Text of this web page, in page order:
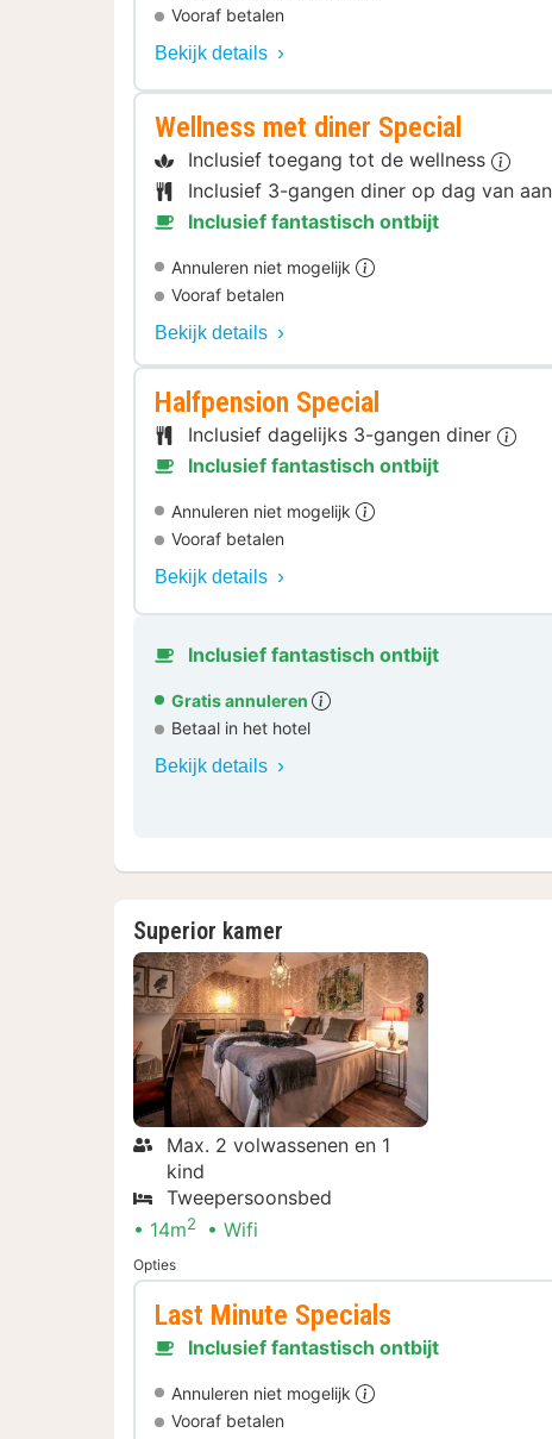
Vooraf betalen
Bekijk details
Wellness met diner Special
Inclusief toegang tot de wellness
Inclusief 3-gangen diner op dag van
Inclusief fantastisch ontbijt
Annuleren niet mogelijk
Vooraf betalen
Bekijk details
Halfpension Special
Inclusief dagelijks 3-gangen diner
Inclusief fantastisch ontbijt
Annuleren niet mogelijk
Vooraf betalen
Bekijk details
Inclusief fantastisch ontbijt
Gratis annuleren
Betaal in het hotel
Bekijk details
Superior kamer
Max. 2 volwassenen en 1
kind
Tweepersoonsbed
14m2 Wifi
Opties
Last Minute Specials
Inclusief fantastisch ontbijt
Annuleren niet mogelijk
Vooraf betalen